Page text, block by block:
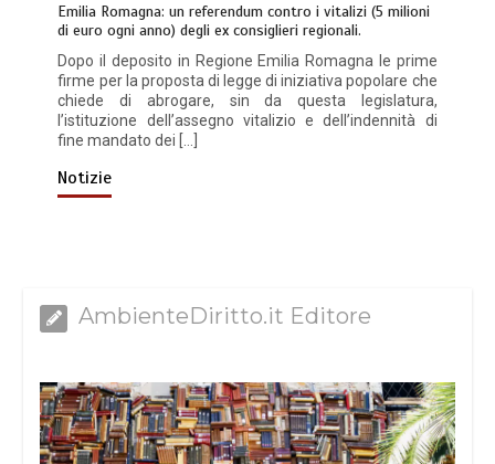
Emilia Romagna: un referendum contro i vitalizi (5 milioni
di euro ogni anno) degli ex consiglieri regionali.
Dopo il deposito in Regione Emilia Romagna le prime
firme per la proposta di legge di iniziativa popolare che
chiede di abrogare, sin da questa legislatura,
l’istituzione dell’assegno vitalizio e dell’indennità di
fine mandato dei […]
Notizie
AmbienteDiritto.it Editore